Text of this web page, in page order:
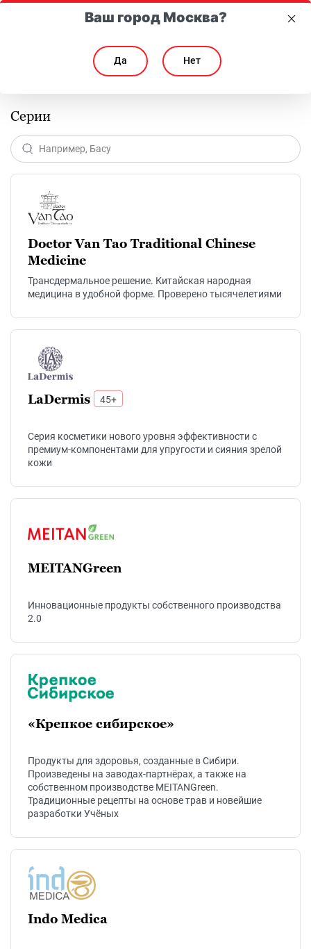
Серии
Doctor Van Tao Traditional Chinese
Medicine
Трансдермальное решение. Китайская народная
медицина в удобной форме. Проверено тысячелетиями
LaDermis 45+
Серия косметики нового уровня эффективности с
премиум-компонентами для упругости и сияния зрелой
кожи
MEITANGreen
Инновационные продукты собственного производства
2.0
«Крепкое сибирское»
Продукты для здоровья, созданные в Сибири.
Произведены на заводах-партнёрах, а также на
собственном производстве MEITANGreen.
Традиционные рецепты на основе трав и новейшие
разработки Учёных
Indo Medica
Ваш город Москва?
Да Нет